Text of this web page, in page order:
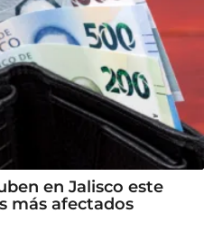
en Jalisco este
más afectados